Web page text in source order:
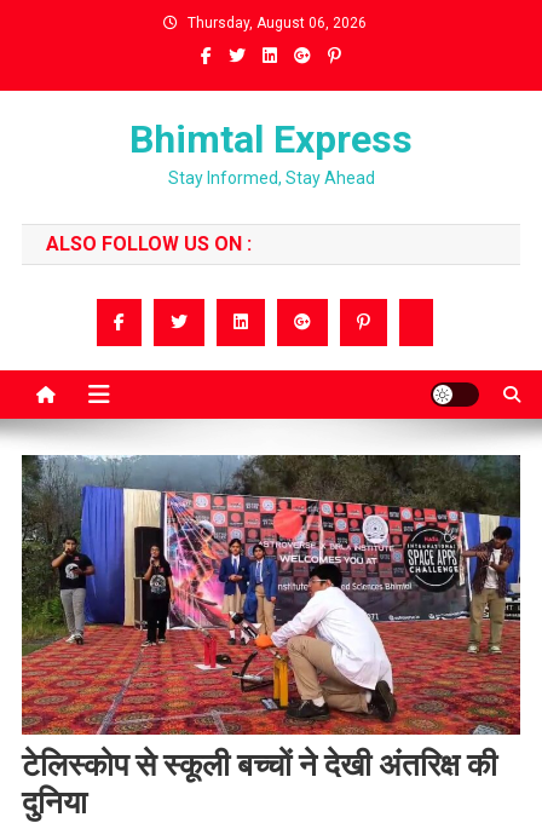
Thursday, August 06, 2026
Bhimtal Express
Stay Informed, Stay Ahead
ALSO FOLLOW US ON :
टेलिस्कोप से स्कूली बच्चों ने देखी अंतरिक्ष की
दुनिया